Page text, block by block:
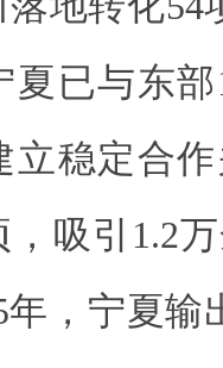
夏已与东
立稳定合
，吸引1.2
年，宁夏输